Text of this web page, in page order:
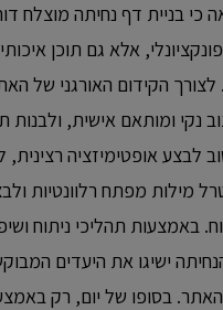
כי בניית דף נחיתה מוצלח
אלא גם תוכן איכותי
לצורך הקידום האורגני של
נקי ומותאם אישית, ולבנות
לבצע אופטימיזציה
מילות מפתח רלוונטיות
באמצעות תהליכי ניתוח
ישיגו את היעדים
בסופו של יום, רק